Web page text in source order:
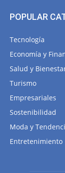
POPULAR
Tecnología
Economía y
Salud y
Turismo
Empresariales
Sostenibilidad
Moda y
Entretenimiento